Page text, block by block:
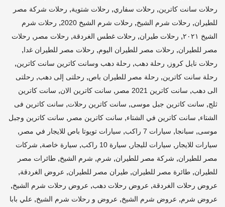
رحلات سانت كاترين, رحلات سفاري, رحلات شتوية, رحلات شركة مصر
للطيران, رحلات شرم الشيخ, رحلات شرم الشيخ 2020 , رحلات شرم
الشيخ ٢٠٢١
, رحلات طيران, رحلات غطس الغردقة, رحلات مصر , رحلات
مصر للطيران, رحلات مصر للطيران اليوم, رحلات مصر للطيران غدا,
رحلات نايل كروز , رحلة دهب, رحلة دهب وسانت كاترين سانت كاترين,
رحلة سانت كاترين, رحلة مصر للطيران باص, رحلتى إلى دهب, رحلتى
الى دهب, سانت كاترين 2021 مصر , سانت كاترين الان, سانت كاترين
ثلج, سانت كاترين جبل موسى, سانت كاترين رحلات, سانت كاترين فى
الشتاء, سانت كاترين في الشتاء, سانت كاترين مصر , سانت كاترين وجبل
موسى, سبانجا, سيارات 7 راكب , سيارات تويوتا باص للايجار في مصر ,
سيارات للايجار , سيارات لليجار , سيارة 10 راكب , سيارة خاصة, شركات
مصر للطيران, شركة مصر للطيران, شرم, شرم الشيخ, طائرات مصر
للطيران, طائرة مصر للطيران, طيران مصر للطيران, عروض الغردقة,
عروض رحلات الغردقة, عروض رحلات دهب, عروض رحلات شرم الشيخ,
عروض شرم, عروض شرم الشيخ, عروض و رحلات شرم الشيخ, علي بابا